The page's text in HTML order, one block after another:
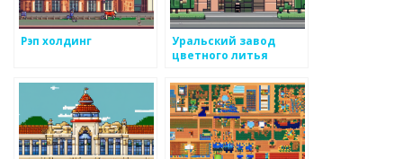
Рэп холдинг
Уральский завод
цветного литья